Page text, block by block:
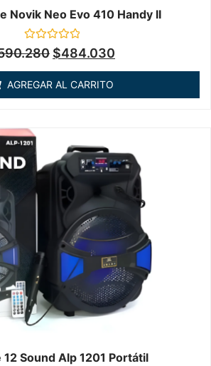
Novik Neo Evo 410 Handy II
Valorado
en
de
5
$484.030
AGREGAR AL CARRITO
12 Sound Alp 1201 Portátil